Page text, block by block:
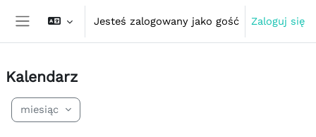
Przejdź do głównej zawartości
Panel boczny
Jesteś zalogowany jako gość Zaloguj się
Kalendarz
miesiąc